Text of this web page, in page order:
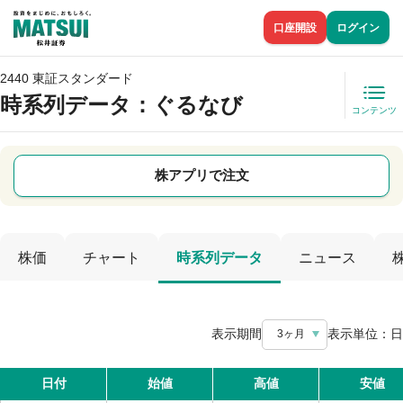
口座開設 ログイン
2440 東証スタンダード
時系列データ ：ぐるなび コンテンツ
株アプリで注文
株価 チャート 時系列データ ニュース
表示期間 3ヶ月 表示単位： 日
日付 始値 高値 安値